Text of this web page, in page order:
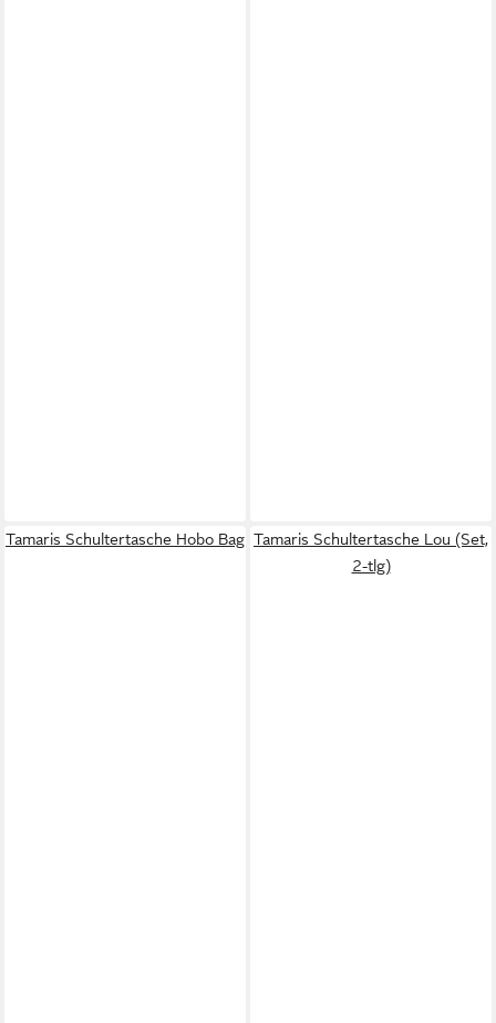
Tamaris Schultertasche Hobo Bag Tamaris Schultertasche Lou (Set,
2-tlg)